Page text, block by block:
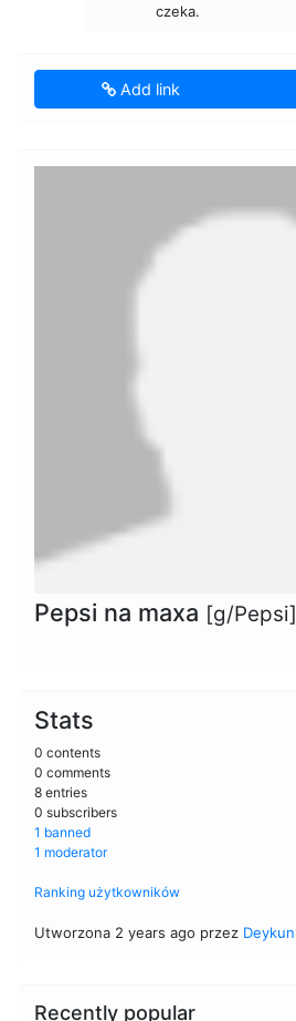
czeka.
Add link
Pepsi na maxa [g/Pepsi]
Stats
0 contents
0 comments
8 entries
0 subscribers
1 banned
1 moderator
Ranking użytkowników
Utworzona 2 years ago przez Deykun
Recently popular